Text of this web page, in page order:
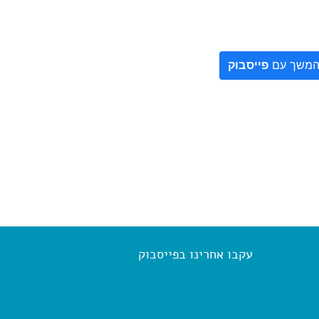
המשך עם פייסבוק
עקבו אחרינו בפייסבוק